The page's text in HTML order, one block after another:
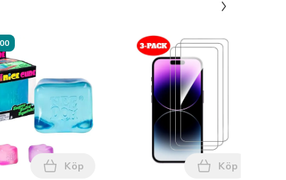
Transparent i varukorgen
17 Pro - Härdat Glas Skärmskydd Transparent i
Lägg till Needoh Nice Cube Stressboll &
Köp
Lägg till [3-
Köp